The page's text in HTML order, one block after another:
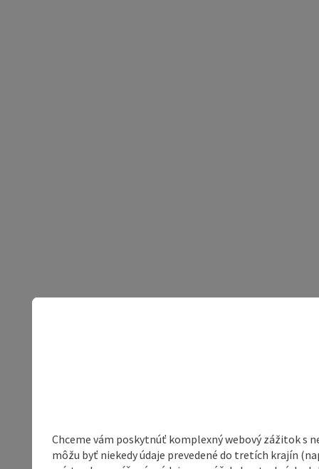
Chceme vám poskytnúť komplexný webový zážitok s
môžu byť niekedy údaje prevedené do tretích krajín